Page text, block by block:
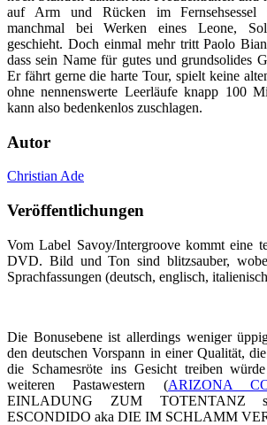
auf Arm und Rücken im Fernsehsessel
manchmal bei Werken eines Leone,
geschieht. Doch einmal mehr tritt Paolo
dass sein Name für gutes und grundsolides
Er fährt gerne die harte Tour, spielt keine
ohne nennenswerte Leerläufe knapp 100
kann also bedenkenlos zuschlagen.
Autor
Christian Ade
Veröffentlichungen
Vom Label Savoy/Intergroove kommt eine
DVD. Bild und Ton sind blitzsauber,
Sprachfassungen (deutsch, englisch,
Die Bonusebene ist allerdings weniger
den deutschen Vorspann in einer Qualität,
die Schamesröte ins Gesicht treiben
weiteren Pastawestern (ARIZONA
EINLADUNG ZUM TOTENTANZ
ESCONDIDO aka DIE IM SCHLAMM